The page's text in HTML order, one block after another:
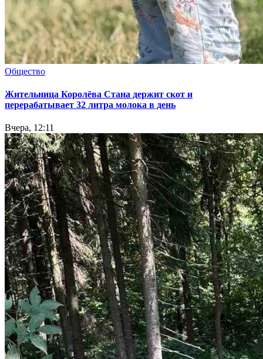
Общество
Жительница Королёва Стана держит скот и
перерабатывает 32 литра молока в день
Вчера, 12:11